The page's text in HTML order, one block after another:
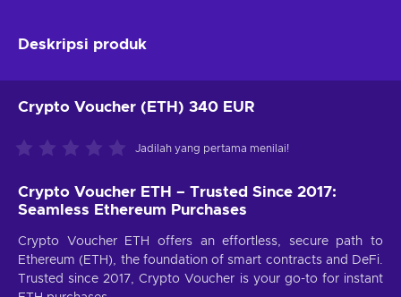
Deskripsi produk
Crypto Voucher (ETH) 340 EUR
Jadilah yang pertama menilai!
Crypto Voucher ETH – Trusted Since 2017:
Seamless Ethereum Purchases
Crypto Voucher ETH offers an effortless, secure path to
Ethereum (ETH), the foundation of smart contracts and DeFi.
Trusted since 2017, Crypto Voucher is your go-to for instant